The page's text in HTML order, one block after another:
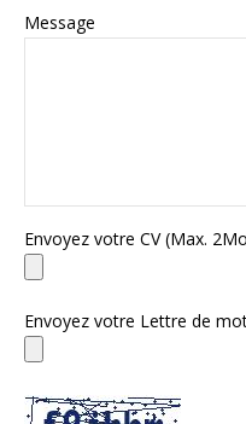
Message
Envoyez votre CV (Max.
Envoyez votre Lettre de